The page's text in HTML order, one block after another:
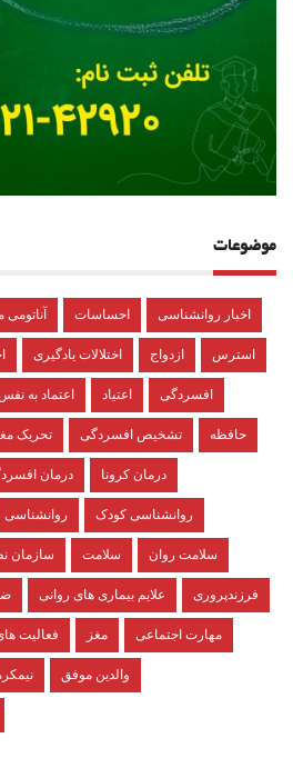
موضوعات
آناتومی احساسات اخبار روانشناسی
اختلالات یادگیری ازدواج استرس
اعتماد به اعتیاد افسردگی
تحریک تشخیص افسردگی حافظه
درمان درمان کرونا
روانشناسی روانشناسی کودک
سازمان سلامت سلامت روان
علایم بیماری های روانی فرزندپروری
فعالیت مغز مهارت اجتماعی
والدین موفق